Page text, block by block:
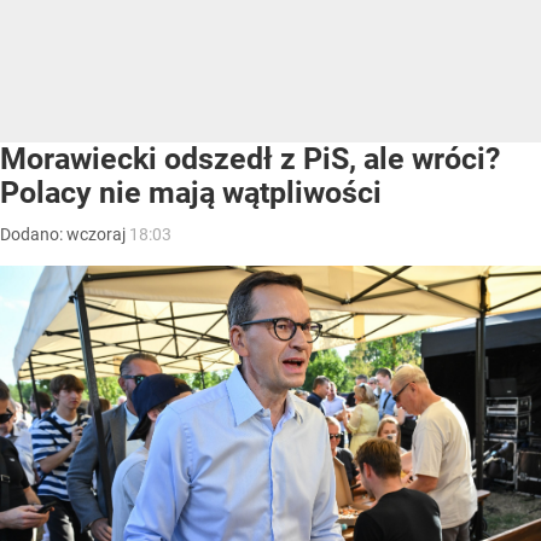
Morawiecki odszedł z PiS, ale wróci?
Polacy nie mają wątpliwości
Dodano:wczoraj 18:03